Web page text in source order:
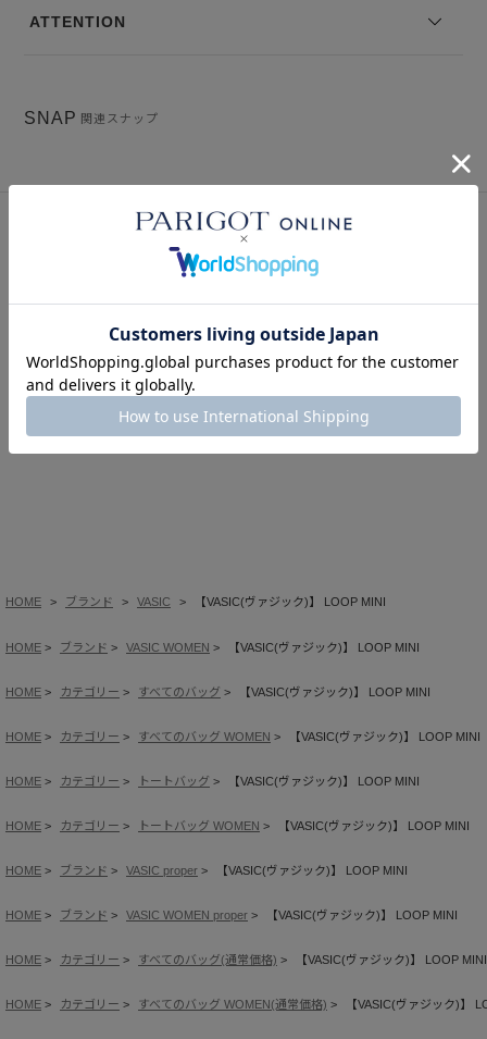
ATTENTION
SNAP 関連スナップ
HOME ブランド VASIC 【VASIC(ヴァジック)】 LOOP MINI
HOME ブランド VASIC WOMEN 【VASIC(ヴァジック)】 LOOP MINI
HOME カテゴリー すべてのバッグ 【VASIC(ヴァジック)】 LOOP MINI
HOME カテゴリー すべてのバッグ WOMEN 【VASIC(ヴァジック)】 LOOP MINI
HOME カテゴリー トートバッグ 【VASIC(ヴァジック)】 LOOP MINI
HOME カテゴリー トートバッグ WOMEN 【VASIC(ヴァジック)】 LOOP MINI
HOME ブランド VASIC proper 【VASIC(ヴァジック)】 LOOP MINI
HOME ブランド VASIC WOMEN proper 【VASIC(ヴァジック)】 LOOP MINI
HOME カテゴリー すべてのバッグ(通常価格) 【VASIC(ヴァジック)】 LOOP MINI
HOME カテゴリー すべてのバッグ WOMEN(通常価格) 【VASIC(ヴァジック)】